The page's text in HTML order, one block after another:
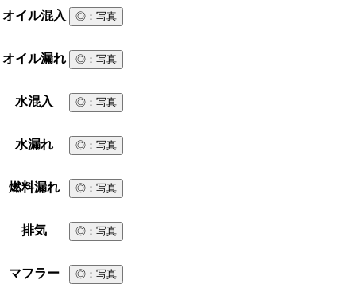
オイル混入 ◎ ：写真
オイル漏れ ◎ ：写真
水混入 ◎ ：写真
水漏れ ◎ ：写真
燃料漏れ ◎ ：写真
排気 ◎ ：写真
マフラー ◎ ：写真